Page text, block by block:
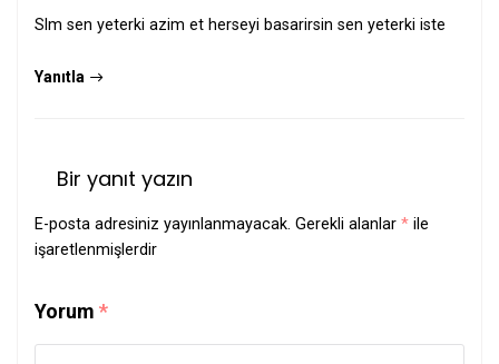
Slm sen yeterki azim et herseyi basarirsin sen yeterki iste
Yanıtla
Bir yanıt yazın
E-posta adresiniz yayınlanmayacak. Gerekli alanlar * ile
işaretlenmişlerdir
Yorum *